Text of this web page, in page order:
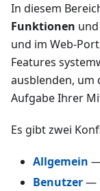
In diesem
Funktionen und
und im Web-
Features
ausblenden, um
Aufgabe Ihrer
Es gibt zwei
Allgemein
Benutzer—